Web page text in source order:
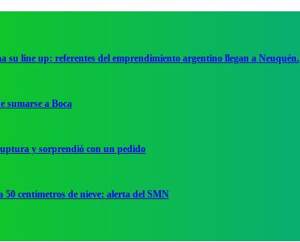
su line up: referentes del emprendimiento argentino llegan a Neuquén.
sumarse a Boca
y sorprendió con un pedido
50 centímetros de nieve: alerta del SMN